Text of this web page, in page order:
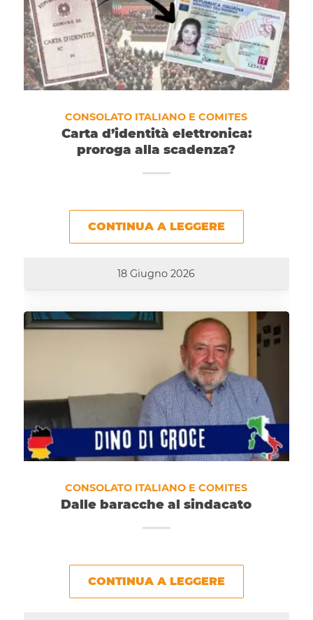
CONSOLATO ITALIANO E COMITES
Carta d’identità elettronica:
proroga alla scadenza?
CONTINUA A LEGGERE
18 Giugno 2026
CONSOLATO ITALIANO E COMITES
Dalle baracche al sindacato
CONTINUA A LEGGERE